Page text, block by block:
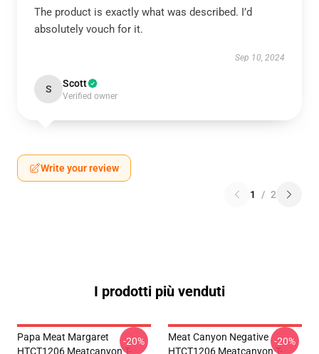
The product is exactly what was described. I’d
absolutely vouch for it.
Sep 10, 2024
S Scott
Verified owner
Write your review
1 / 2
I prodotti più venduti
Papa Meat Margaret
HTCT1206 Meatcanyon T-
-20%
Meat Canyon Negative
HTCT1206 Meatcanyon T-
-20%